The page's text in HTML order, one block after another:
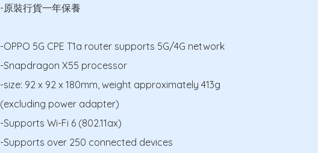
-原裝行貨一年保養
-OPPO 5G CPE T1a router supports 5G/4G network
-Snapdragon X55 processor
-size: 92 x 92 x 180mm, weight approximately 413g
(excluding power adapter)
-Supports Wi-Fi 6 (802.11ax)
-Supports over 250 connected devices